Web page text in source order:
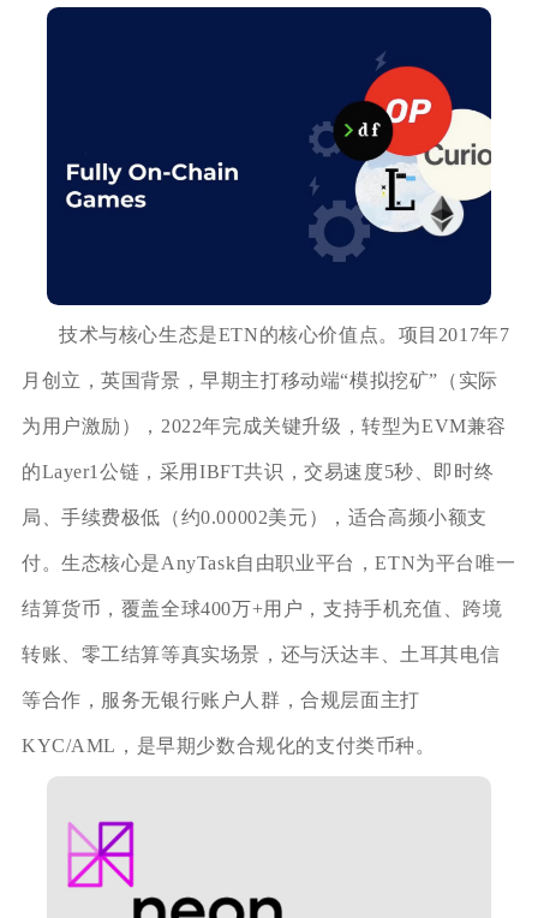
技术与核心生态是ETN的核心价值点。项目2017年7
月创立，英国背景，早期主打移动端“模拟挖矿”（实际
为用户激励），2022年完成关键升级，转型为EVM兼容
的Layer1公链，采用IBFT共识，交易速度5秒、即时终
局、手续费极低（约0.00002美元），适合高频小额支
付。生态核心是AnyTask自由职业平台，ETN为平台唯一
结算货币，覆盖全球400万+用户，支持手机充值、跨境
转账、零工结算等真实场景，还与沃达丰、土耳其电信
等合作，服务无银行账户人群，合规层面主打
KYC/AML，是早期少数合规化的支付类币种。